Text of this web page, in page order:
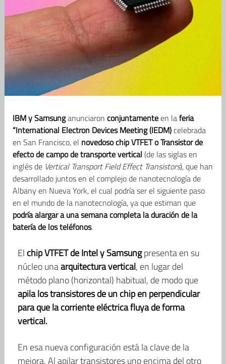
IBM y Samsunganunciaron conjuntamenteen laferia
“International Electron Devices Meeting (IEDM)celebrada
en San Francisco, el novedoso chip VTFET o Transistor de
efecto de campo de transporte vertical (de las siglas en
inglés de Vertical Transport Field Effect Transistors), que han
desarrollado juntos en el complejo de nanotecnología de
Albany en Nueva York, el cual podría ser el siguiente paso
en el mundo de la nanotecnología, ya que estiman que
podría alargar a una semana completa la duración de la
batería de los teléfonos.
El chip VTFET de Intel y Samsungpresenta en su
núcleo unaarquitectura vertical, en lugar del
método plano (horizontal) habitual, de modo que
apila los transistores de un chip en perpendicular
para que la corriente eléctrica fluya de forma
vertical.
En esa nueva configuración está la clave de la
mejora. Al apilar transistores uno encima del otro